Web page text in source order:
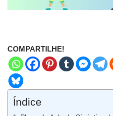
COMPARTILHE!
Índice